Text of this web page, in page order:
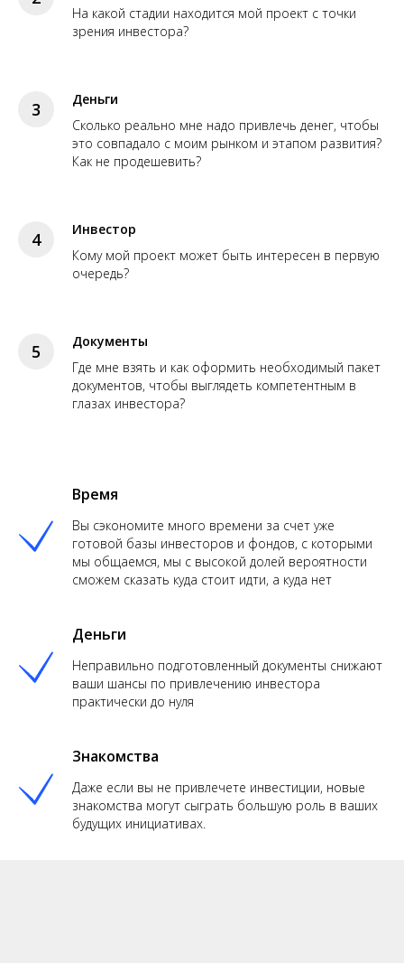
На какой стадии находится мой проект с точки
зрения инвестора?
3
Деньги
Сколько реально мне надо привлечь денег, чтобы
это совпадало с моим рынком и этапом развития?
Как не продешевить?
4
Инвестор
Кому мой проект может быть интересен в первую
очередь?
5
Документы
Где мне взять и как оформить необходимый пакет
документов, чтобы выглядеть компетентным в
глазах инвестора?
Время
Вы сэкономите много времени за счет уже
готовой базы инвесторов и фондов, с которыми
мы общаемся, мы с высокой долей вероятности
сможем сказать куда стоит идти, а куда нет
Деньги
Неправильно подготовленный документы снижают
ваши шансы по привлечению инвестора
практически до нуля
Знакомства
Даже если вы не привлечете инвестиции, новые
знакомства могут сыграть большую роль в ваших
будущих инициативах.